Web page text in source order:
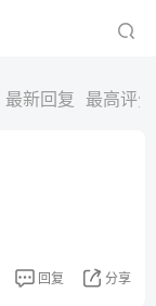
最新回复 最高评分
回复 分享